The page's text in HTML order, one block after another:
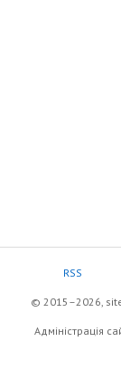
RSS
© 2015–2026,
Адміністрація